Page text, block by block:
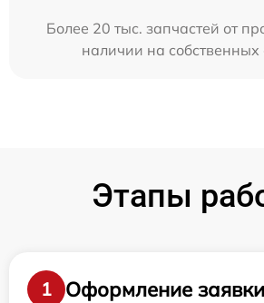
Более 20 тыс. запчастей от
наличии на собственных
Этапы
1
Оформление заявки